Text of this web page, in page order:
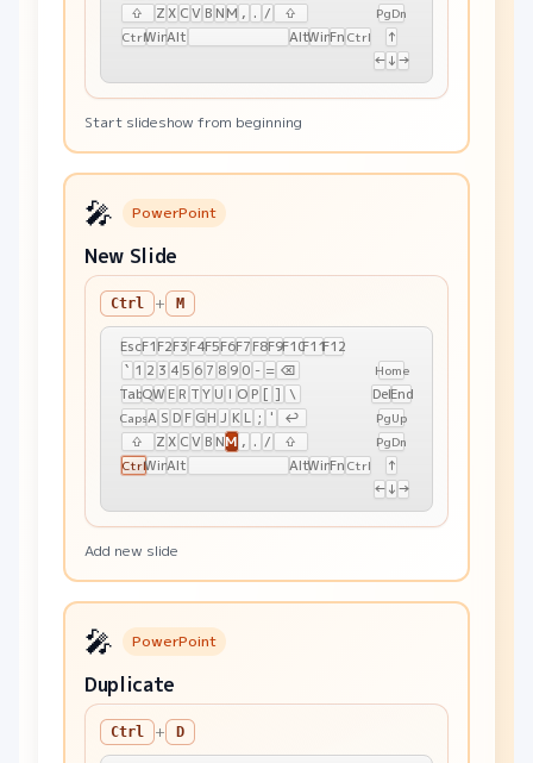
⇧
Z X CV B NM , . / ⇧
CtrlWinAlt AltWinFn Ctrl
PgDn
↑
←↓→
Start slideshow from beginning
🎤 PowerPoint
New Slide
Ctrl + M
EscF1F2F3F4F5F6F7F8F9F10F11F12
` 1 2 3 45 6 7 8 9 0 - = ⌫
TabQWE R T Y U I OP [ ] \
CapsA S D F GH J K L ; '
↩
⇧
Z X CV B NM , . / ⇧
CtrlWinAlt AltWinFn Ctrl
Home
DelEnd
PgUp
PgDn
↑
←↓→
Add new slide
🎤 PowerPoint
Duplicate
Ctrl + D